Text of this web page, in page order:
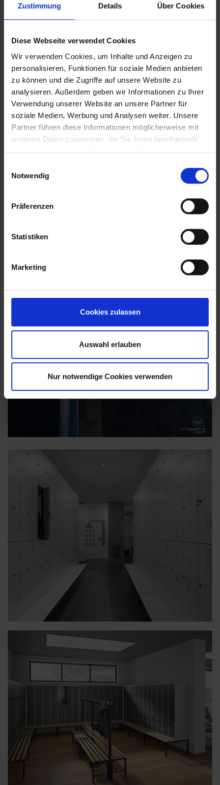
Zustimmung Details Über Cookies
Diese Webseite verwendet Cookies
Wir verwenden Cookies, um Inhalte und Anzeigen zu
personalisieren, Funktionen für soziale Medien anbieten
zu können und die Zugriffe auf unsere Website zu
analysieren. Außerdem geben wir Informationen zu Ihrer
Verwendung unserer Website an unsere Partner für
soziale Medien, Werbung und Analysen weiter. Unsere
Partner führen diese Informationen möglicherweise mit
weiteren Daten zusammen, die Sie ihnen bereitgestellt
haben oder die sie im Rahmen Ihrer Nutzung der Dienste
Notwendig
Präferenzen
Statistiken
Marketing
Cookies zulassen
Auswahl erlauben
Nur notwendige Cookies verwenden
Eigenschaften
mm, Korpus aus stabiler Stahlkonstruktion mit
hochwertiger Einbrennbeschichtun…Mehr